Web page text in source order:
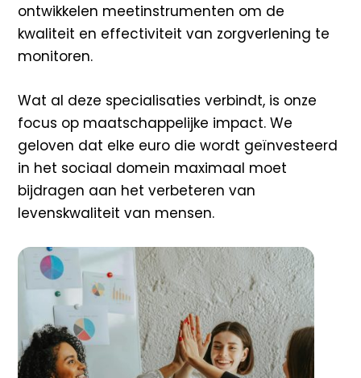
ontwikkelen meetinstrumenten om de
kwaliteit en effectiviteit van zorgverlening te
monitoren.
Wat al deze specialisaties verbindt, is onze
focus op maatschappelijke impact. We
geloven dat elke euro die wordt geïnvesteerd
in het sociaal domein maximaal moet
bijdragen aan het verbeteren van
levenskwaliteit van mensen.